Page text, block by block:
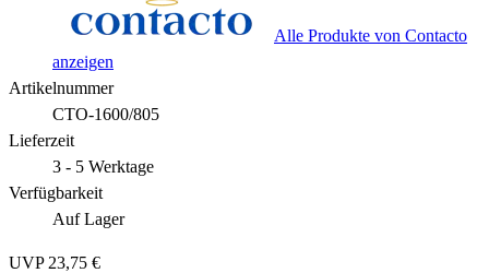
Alle Produkte von Contacto
anzeigen
Artikelnummer
CTO-1600/805
Lieferzeit
3 - 5 Werktage
Verfügbarkeit
Auf Lager
UVP 23,75 €